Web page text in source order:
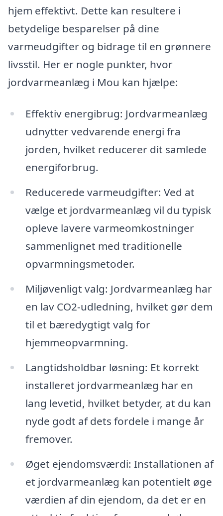
hjem effektivt. Dette kan resultere i
betydelige besparelser på dine
varmeudgifter og bidrage til en grønnere
livsstil. Her er nogle punkter, hvor
jordvarmeanlæg i Mou kan hjælpe:
Effektiv energibrug: Jordvarmeanlæg
udnytter vedvarende energi fra
jorden, hvilket reducerer dit samlede
energiforbrug.
Reducerede varmeudgifter: Ved at
vælge et jordvarmeanlæg vil du typisk
opleve lavere varmeomkostninger
sammenlignet med traditionelle
opvarmningsmetoder.
Miljøvenligt valg: Jordvarmeanlæg har
en lav CO2-udledning, hvilket gør dem
til et bæredygtigt valg for
hjemmeopvarmning.
Langtidsholdbar løsning: Et korrekt
installeret jordvarmeanlæg har en
lang levetid, hvilket betyder, at du kan
nyde godt af dets fordele i mange år
fremover.
Øget ejendomsværdi: Installationen af
et jordvarmeanlæg kan potentielt øge
værdien af din ejendom, da det er en